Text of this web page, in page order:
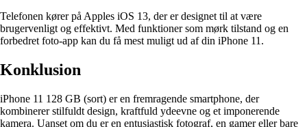
Telefonen kører på Apples iOS 13, der er designet til at være
brugervenligt og effektivt. Med funktioner som mørk tilstand og en
forbedret foto-app kan du få mest muligt ud af din iPhone 11.
Konklusion
iPhone 11 128 GB (sort) er en fremragende smartphone, der
kombinerer stilfuldt design, kraftfuld ydeevne og et imponerende
kamera. Uanset om du er en entusiastisk fotograf, en gamer eller bare